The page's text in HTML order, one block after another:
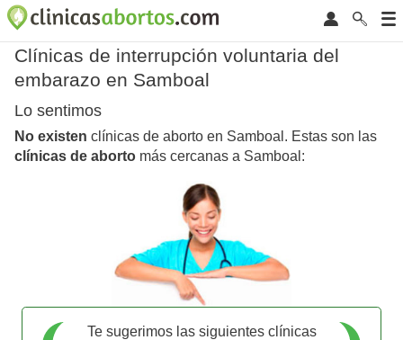
Clínicas de interrupción voluntaria del
embarazo en Samboal
Lo sentimos
No existen clínicas de aborto en Samboal. Estas son las
clínicas de aborto más cercanas a Samboal:
Te sugerimos las siguientes clínicas